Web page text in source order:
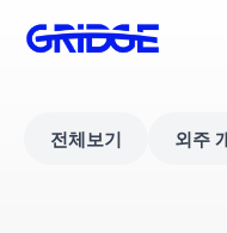
전체보기 외주